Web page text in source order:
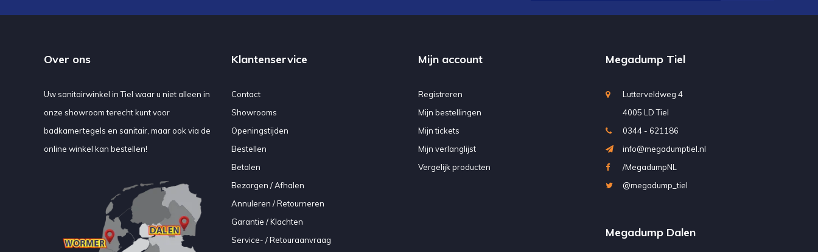
Over ons
Uw sanitairwinkel in Tiel waar u niet alleen in
onze showroom terecht kunt voor
badkamertegels en sanitair, maar ook via de
online winkel kan bestellen!
Klantenservice
Contact
Showrooms
Openingstijden
Bestellen
Betalen
Bezorgen / Afhalen
Annuleren / Retourneren
Garantie / Klachten
Service- / Retouraanvraag
Mijn account
Registreren
Mijn bestellingen
Mijn tickets
Mijn verlanglijst
Vergelijk producten
Megadump Tiel
Lutterveldweg 4
4005 LD Tiel
0344 - 621186
info@megadumptiel.nl
/MegadumpNL
@megadump_tiel
Megadump Dalen